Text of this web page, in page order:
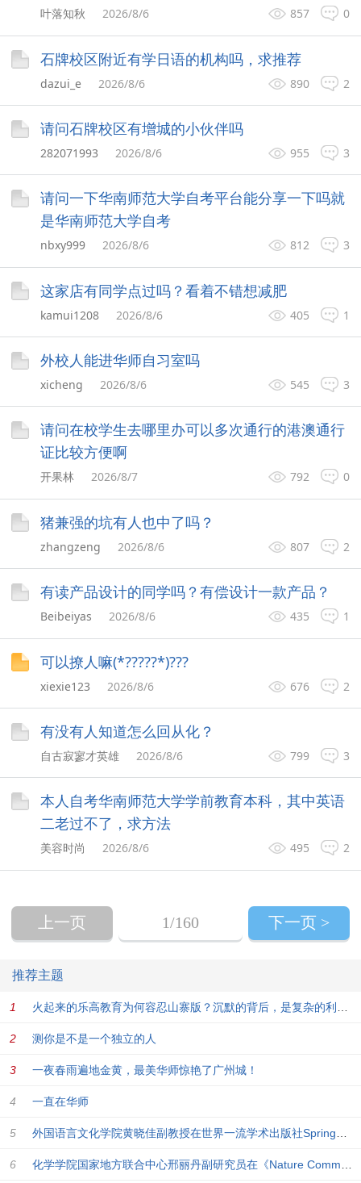
0
857
叶落知秋 2026/8/6
石牌校区附近有学日语的机构吗，求推荐
2
890
dazui_e 2026/8/6
请问石牌校区有增城的小伙伴吗
3
955
282071993 2026/8/6
请问一下华南师范大学自考平台能分享一下吗就
是华南师范大学自考
3
812
nbxy999 2026/8/6
这家店有同学点过吗？看着不错想减肥
1
405
kamui1208 2026/8/6
外校人能进华师自习室吗
3
545
xicheng 2026/8/6
请问在校学生去哪里办可以多次通行的港澳通行
证比较方便啊
0
792
开果林 2026/8/7
猪兼强的坑有人也中了吗？
2
807
zhangzeng 2026/8/6
有读产品设计的同学吗？有偿设计一款产品？
1
435
Beibeiyas 2026/8/6
可以撩人嘛(*?????*)???
2
676
xiexie123 2026/8/6
有没有人知道怎么回从化？
3
799
自古寂寥才英雄 2026/8/6
本人自考华南师范大学学前教育本科，其中英语
二老过不了，求方法
2
495
美容时尚 2026/8/6
上一页 1/160 下一页 >
推荐主题
测你是不是一个独立的人
一夜春雨遍地金黄，最美华师惊艳了广州城！
一直在华师